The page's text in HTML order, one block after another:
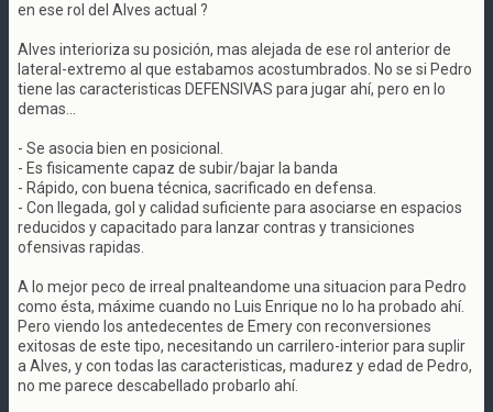
en ese rol del Alves actual ?
Alves interioriza su posición, mas alejada de ese rol anterior de
lateral-extremo al que estabamos acostumbrados. No se si Pedro
tiene las caracteristicas DEFENSIVAS para jugar ahí, pero en lo
demas...
- Se asocia bien en posicional.
- Es fisicamente capaz de subir/bajar la banda
- Rápido, con buena técnica, sacrificado en defensa.
- Con llegada, gol y calidad suficiente para asociarse en espacios
reducidos y capacitado para lanzar contras y transiciones
ofensivas rapidas.
A lo mejor peco de irreal pnalteandome una situacion para Pedro
como ésta, máxime cuando no Luis Enrique no lo ha probado ahí.
Pero viendo los antedecentes de Emery con reconversiones
exitosas de este tipo, necesitando un carrilero-interior para suplir
a Alves, y con todas las caracteristicas, madurez y edad de Pedro,
no me parece descabellado probarlo ahí.